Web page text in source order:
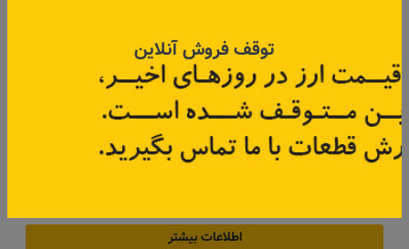
فیلتر روغن کپچر
کد قطعه:152095084R
​مناسب برای: کپچر
ساخت کشور: فرانسه
اطلاعات بیشتر
توقف فروش آنلاین